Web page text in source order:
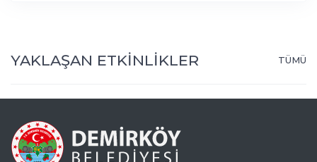
YAKLAŞAN ETKİNLİKLER TÜMÜ